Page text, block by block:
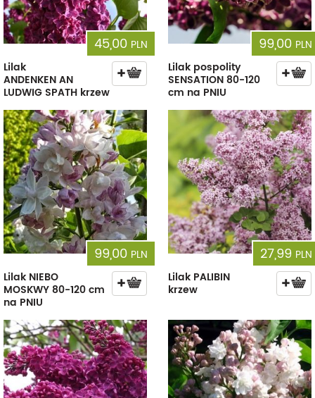
45,00 PLN
Lilak
ANDENKEN AN
LUDWIG SPATH krzew
99,00 PLN
Lilak pospolity
SENSATION 80-120
cm na PNIU
99,00 PLN
Lilak NIEBO
MOSKWY 80-120 cm
na PNIU
27,99 PLN
Lilak PALIBIN
krzew